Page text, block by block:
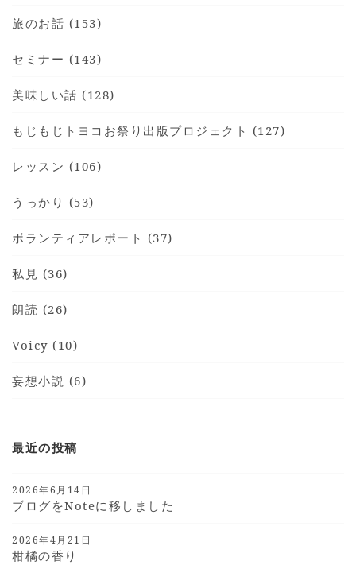
旅のお話 (153)
セミナー (143)
美味しい話 (128)
もじもじトヨコお祭り出版プロジェクト (127)
レッスン (106)
うっかり (53)
ボランティアレポート (37)
私見 (36)
朗読 (26)
Voicy (10)
妄想小説 (6)
最近の投稿
2026年6月14日
ブログをnoteに移しました
2026年4月21日
柑橘の香り